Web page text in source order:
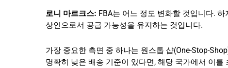
로니 마르크스: FBA는 어느 정도 변화할 것입니다.
상인으로서 공급 가능성을 유지하는 것입니다.
가장 중요한 측면 중 하나는 원스톱 샵(One-Stop-
명확히 낮은 배송 기준이 있다면, 해당 국가에서 이